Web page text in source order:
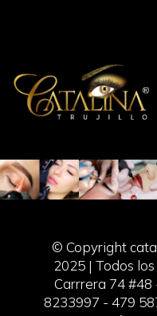
© Copyright
2025 | Todos
Carrrera 74 #48
8233997 - 479